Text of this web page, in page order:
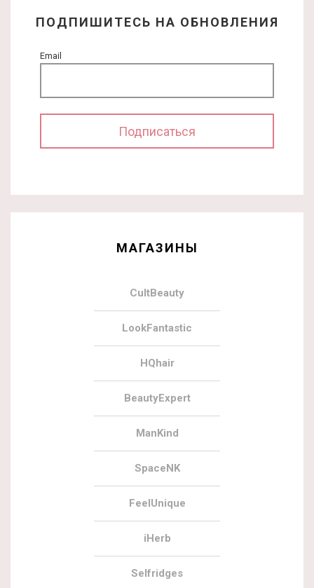
ПОДПИШИТЕСЬ НА ОБНОВЛЕНИЯ
Email
МАГАЗИНЫ
CultBeauty
LookFantastic
HQhair
BeautyExpert
ManKind
SpaceNK
FeelUnique
iHerb
Selfridges